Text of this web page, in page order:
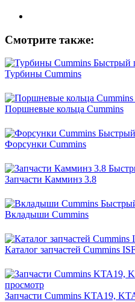
Смотрите также:
Быстрый
Турбины Cummins
Поршневые кольца Cummins
Форсунки Cummins
Запчасти Камминз 3.8
Вкладыши Cummins
Каталог запчастей Cummins
просмотр
Запчасти Cummins KTA19,